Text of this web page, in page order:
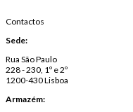
Contactos
Sede:
Rua São Paulo
228 - 230, 1º e 2º
1200-430 Lisboa
Armazém: